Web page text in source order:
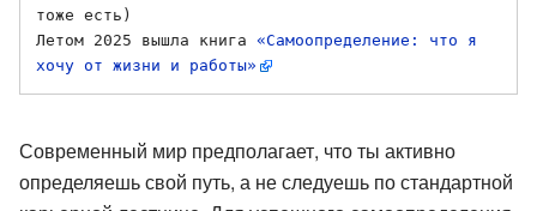
тоже есть)
Летом 2025 вышла книга «Самоопределение: что я
хочу от жизни и работы»
Современный мир предполагает, что ты активно
определяешь свой путь, а не следуешь по стандартной